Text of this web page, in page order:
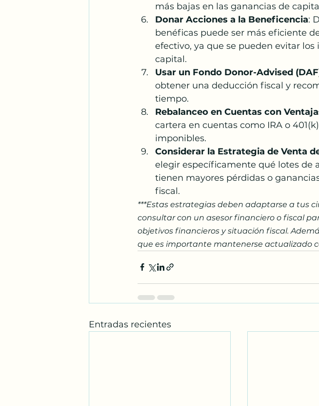
más bajas en las ganancias de
Donar Acciones a la Beneficencia:
benéficas puede ser más eficiente
efectivo, ya que se pueden evitar
capital.
Usar un Fondo Donor-Advised
obtener una deducción fiscal y
tiempo.
Rebalanceo en Cuentas con
cartera en cuentas como IRA o
imponibles.
Considerar la Estrategia de Venta
elegir específicamente qué lotes de
tienen mayores pérdidas o
fiscal.
***Estas estrategias deben adaptarse a tus
consultar con un asesor financiero o fiscal
objetivos financieros y situación fiscal.
que es importante mantenerse actualizado
Entradas recientes